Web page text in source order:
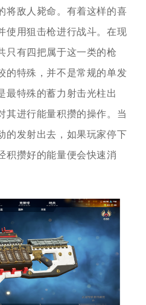
将敌人毙命。有着这样的喜
使用狙击枪进行战斗。在现
只有四把属于这一类的枪
的特殊，并不是常规的单发
最特殊的蓄力射击光柱出
其进行能量积攒的操作。当
的发射出去，如果玩家停下
积攒好的能量便会快速消